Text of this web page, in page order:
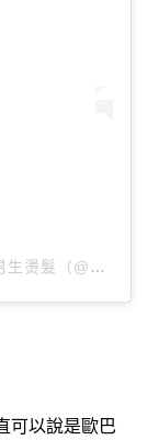
）分享的貼文
可以說是歐巴